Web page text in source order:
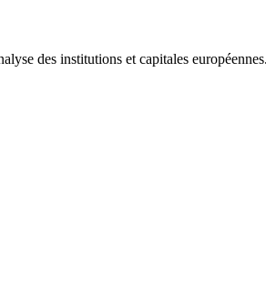
des institutions et capitales